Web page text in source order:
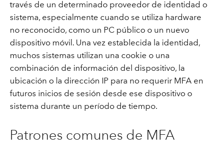
través de un determinado proveedor de identidad o
sistema, especialmente cuando se utiliza hardware
no reconocido, como un PC público o un nuevo
dispositivo móvil. Una vez establecida la identidad,
muchos sistemas utilizan una cookie o una
combinación de información del dispositivo, la
ubicación o la dirección IP para no requerir MFA en
futuros inicios de sesión desde ese dispositivo o
sistema durante un período de tiempo.
Patrones comunes de MFA